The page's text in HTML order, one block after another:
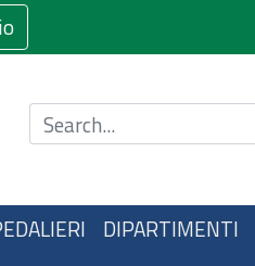
Cerca nel sito
DIPARTIMENTI